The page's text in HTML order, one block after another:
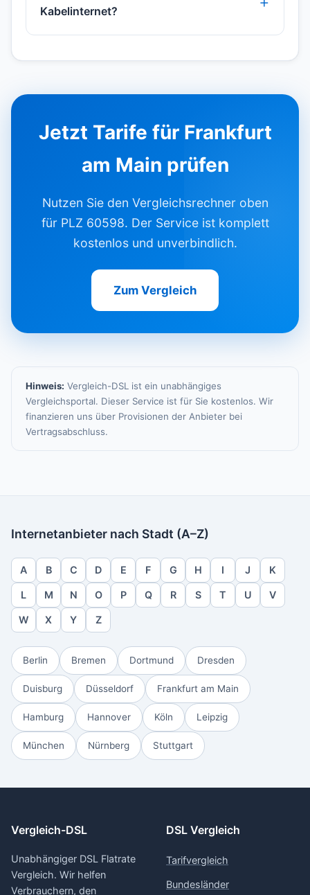
Kabelinternet?
Jetzt Tarife für Frankfurt
am Main prüfen
Nutzen Sie den Vergleichsrechner oben
für PLZ 60598. Der Service ist komplett
kostenlos und unverbindlich.
Zum Vergleich
Hinweis: Vergleich-DSL ist ein unabhängiges
Vergleichsportal. Dieser Service ist für Sie kostenlos. Wir
finanzieren uns über Provisionen der Anbieter bei
Vertragsabschluss.
Internetanbieter nach Stadt (A–Z)
A B C D E F G H I J K
L M N O P Q R S T U V
W X Y Z
Berlin Bremen Dortmund Dresden
Duisburg Düsseldorf Frankfurt am Main
Hamburg Hannover Köln Leipzig
München Nürnberg Stuttgart
Vergleich-DSL
Unabhängiger DSL Flatrate
Vergleich. Wir helfen
Verbrauchern, den
DSL Vergleich
Tarifvergleich
Bundesländer